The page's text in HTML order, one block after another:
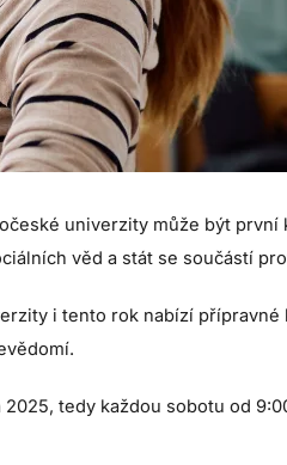
univerzity může být
věd a stát se součástí
i tento rok nabízí
tedy každou sobotu od